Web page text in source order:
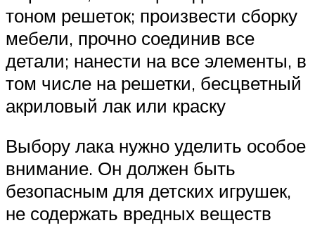
тоном решеток; произвести сборку
мебели, прочно соединив все
детали; нанести на все элементы, в
том числе на решетки, бесцветный
акриловый лак или краску
Выбору лака нужно уделить особое
внимание. Он должен быть
безопасным для детских игрушек,
не содержать вредных веществ